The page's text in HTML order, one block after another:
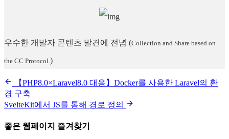
우수한 개발자 콘텐츠 발견에 전념 (Collection and Share based on
the CC Protocol. )
【PHP8.0×Laravel8.0 대응】Docker를 사용한 Laravel의 환
경 구축
SvelteKit에서 JS를 통해 경로 정의
좋은 웹페이지 즐겨찾기